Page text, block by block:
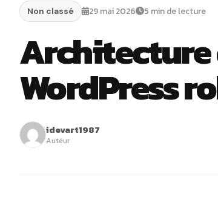
Non classé 29 mai 2026 5 min de lecture
Architecture
WordPress
idevart1987
Auteur